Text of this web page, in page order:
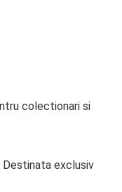
colectionari si
Destinata exclusiv